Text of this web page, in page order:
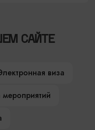
САЙТЕ
виза